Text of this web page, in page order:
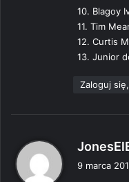
10. Blagoy
11. Tim
12. Curtis
13. Junior
Zaloguj
9 marca